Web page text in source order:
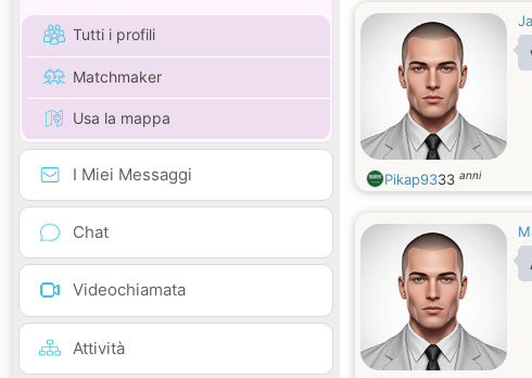
Tutti i profili
Matchmaker
Usa la mappa
I Miei Messaggi
Chat
Videochiamata
Attività
Pikap9333 anni